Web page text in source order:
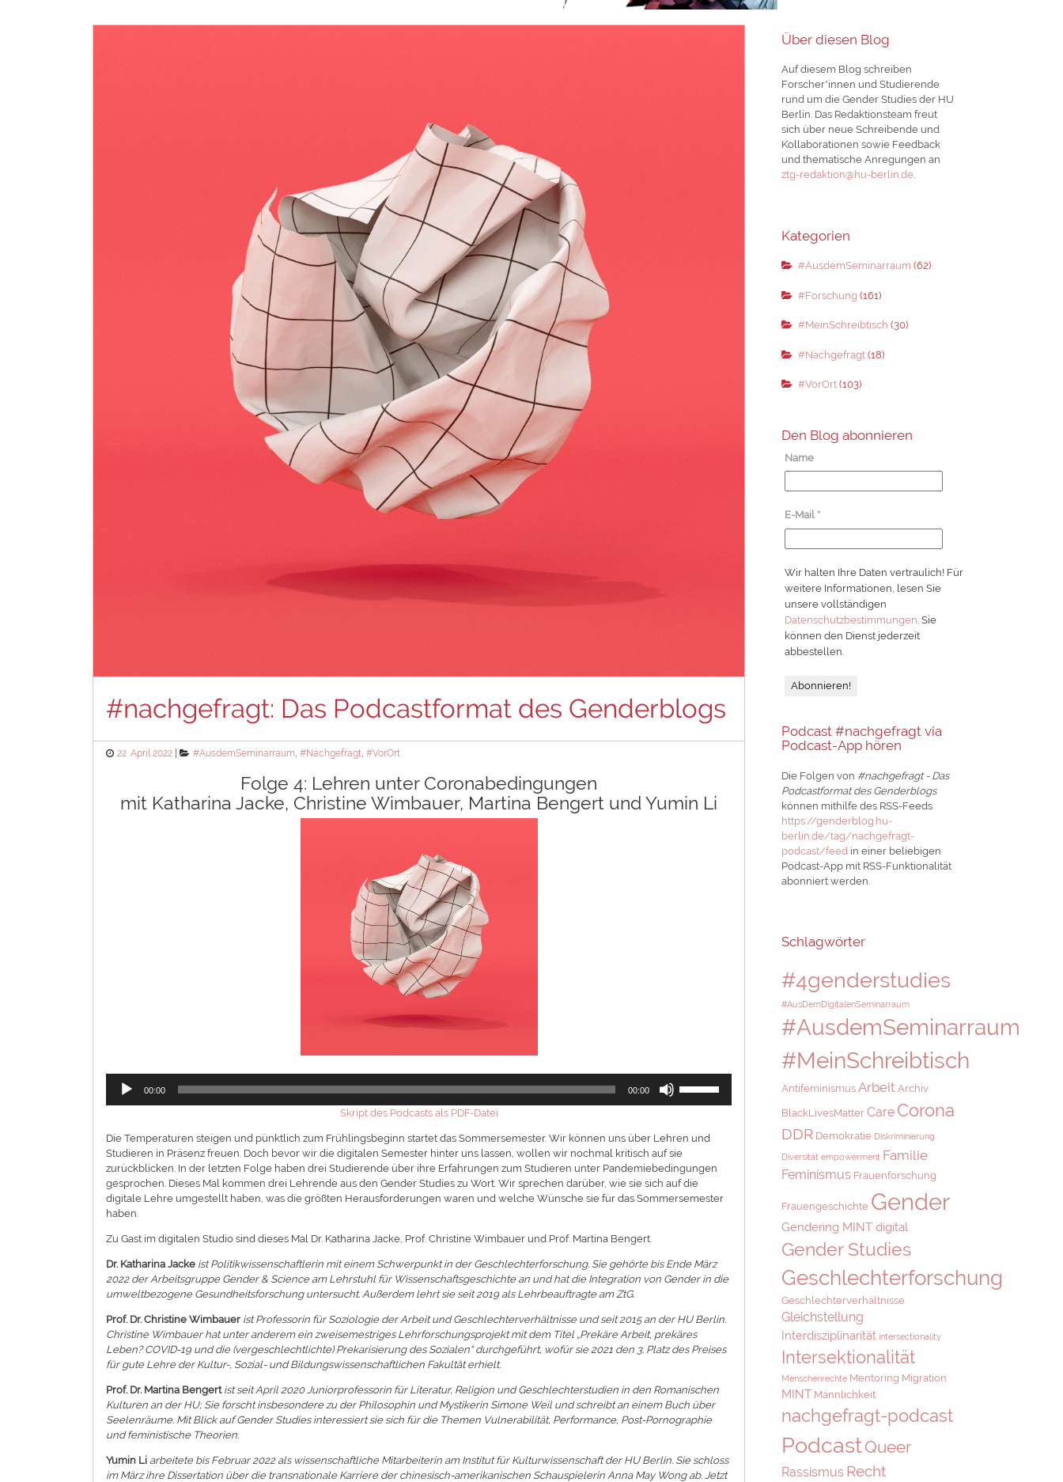
#nachgefragt: Das Podcastformat des Genderblogs
Posted
22. April 2022 Categories
#AusdemSeminarraum,#Nachgefragt,#VorOrt
Folge 4: Lehren unter Coronabedingungen
mit Katharina Jacke, Christine Wimbauer, Martina Bengert und Yumin Li
Audio-
Player
00:00 00:00
Hoch/Runter
die
Lautstärke
zu
regeln.
Skript des Podcasts als PDF-Datei
Die Temperaturen steigen und pünktlich zum Frühlingsbeginn startet das Sommersemester. Wir können uns über Lehren und
Studieren in Präsenz freuen. Doch bevor wir die digitalen Semester hinter uns lassen, wollen wir nochmal kritisch auf sie
zurückblicken. In der letzten Folge haben drei Studierende über ihre Erfahrungen zum Studieren unter Pandemiebedingungen
gesprochen. Dieses Mal kommen drei Lehrende aus den Gender Studies zu Wort. Wir sprechen darüber, wie sie sich auf die
digitale Lehre umgestellt haben, was die größten Herausforderungen waren und welche Wünsche sie für das Sommersemester
haben.
Zu Gast im digitalen Studio sind dieses Mal Dr. Katharina Jacke, Prof. Christine Wimbauer und Prof. Martina Bengert.
Dr. Katharina Jacke ist Politikwissenschaftlerin mit einem Schwerpunkt in der Geschlechterforschung. Sie gehörte bis Ende März
2022 der Arbeitsgruppe Gender & Science am Lehrstuhl für Wissenschaftsgeschichte an und hat die Integration von Gender in die
umweltbezogene Gesundheitsforschung untersucht. Außerdem lehrt sie seit 2019 als Lehrbeauftragte am ZtG.
Prof. Dr. Christine Wimbauer ist Professorin für Soziologie der Arbeit und Geschlechterverhältnisse und seit 2015 an der HU Berlin.
Christine Wimbauer hat unter anderem ein zweisemestriges Lehrforschungsprojekt mit dem Titel „Prekäre Arbeit, prekäres
Leben? COVID-19 und die (vergeschlechtlichte) Prekarisierung des Sozialen“ durchgeführt, wofür sie 2021 den 3. Platz des Preises
für gute Lehre der Kultur-, Sozial- und Bildungswissenschaftlichen Fakultät erhielt.
Prof. Dr. Martina Bengert ist seit April 2020 Juniorprofessorin für Literatur, Religion und Geschlechterstudien in den Romanischen
Kulturen an der HU; Sie forscht insbesondere zu der Philosophin und Mystikerin Simone Weil und schreibt an einem Buch über
Seelenräume. Mit Blick auf Gender Studies interessiert sie sich für die Themen Vulnerabilität, Performance, Post-Pornographie
und feministische Theorien.
Yumin Li arbeitete bis Februar 2022 als wissenschaftliche Mitarbeiterin am Institut für Kulturwissenschaft der HU Berlin. Sie schloss
im März ihre Dissertation über die transnationale Karriere der chinesisch-amerikanischen Schauspielerin Anna May Wong ab. Jetzt
Über diesen Blog
Auf diesem Blog schreiben
Forscher*innen und Studierende
rund um die Gender Studies der HU
Berlin. Das Redaktionsteam freut
sich über neue Schreibende und
Kollaborationen sowie Feedback
und thematische Anregungen an
ztg-redaktion@hu-berlin.de.
Kategorien
#AusdemSeminarraum (62)
#Forschung (161)
#MeinSchreibtisch (30)
#Nachgefragt(18)
#VorOrt(103)
Den Blog abonnieren
Name
E-Mail *
Wir halten Ihre Daten vertraulich! Für
weitere Informationen, lesen Sie
unsere vollständigen
Datenschutzbestimmungen . Sie
können den Dienst jederzeit
abbestellen.
Podcast #nachgefragt via
Podcast-App hören
Die Folgen von #nachgefragt - Das
Podcastformat des Genderblogs
können mithilfe des RSS-Feeds
https://genderblog.hu-
berlin.de/tag/nachgefragt-
podcast/feed in einer beliebigen
Podcast-App mit RSS-Funktionalität
abonniert werden.
Schlagwörter
#4genderstudies
#AusDemDigitalenSeminarraum
#AusdemSeminarraum
#MeinSchreibtisch
Antifeminismus Arbeit Archiv
BlackLivesMatter Care Corona
DDR Demokratie Diskriminierung
Diversität empowerment Familie
Feminismus Frauenforschung
Frauengeschichte Gender
Gendering MINT digital
Gender Studies
Geschlechterforschung
Geschlechterverhältnisse
Gleichstellung
Interdisziplinarität intersectionality
Intersektionalität
Menschenrechte Mentoring Migration
MINT Männlichkeit
nachgefragt-podcast
PodcastQueer
Rassismus Recht